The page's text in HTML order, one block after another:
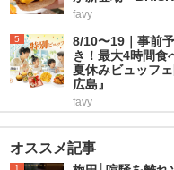
favy
5
8/10〜19｜事前
き！最大4時間食
夏休みビュッフ
広島』
favy
オススメ記事
1